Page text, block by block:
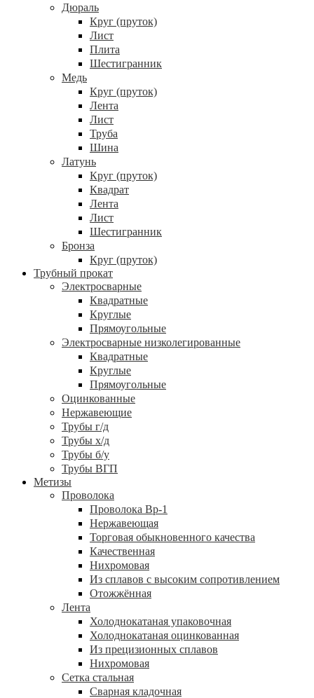
Дюраль
Круг (пруток)
Лист
Плита
Шестигранник
Медь
Круг (пруток)
Лента
Лист
Труба
Шина
Латунь
Круг (пруток)
Квадрат
Лента
Лист
Шестигранник
Бронза
Круг (пруток)
Трубный прокат
Электросварные
Квадратные
Круглые
Прямоугольные
Электросварные низколегированные
Квадратные
Круглые
Прямоугольные
Оцинкованные
Нержавеющие
Трубы г/д
Трубы х/д
Трубы б/у
Трубы ВГП
Метизы
Проволока
Проволока Вр-1
Нержавеющая
Торговая обыкновенного качества
Качественная
Нихромовая
Из сплавов с высоким сопротивлением
Отожжённая
Лента
Холоднокатаная упаковочная
Холоднокатаная оцинкованная
Из прецизионных сплавов
Нихромовая
Сетка стальная
Сварная кладочная